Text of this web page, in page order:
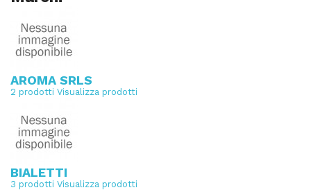
AROMA SRLS
2 prodotti Visualizza prodotti
BIALETTI
3 prodotti Visualizza prodotti